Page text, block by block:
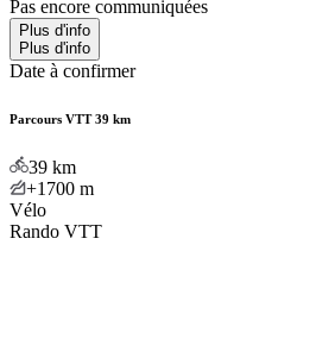
Pas encore communiquées
Plus d'info
Plus d'info
Date à confirmer
Parcours VTT 39 km
39 km
+1700 m
Vélo
Rando VTT